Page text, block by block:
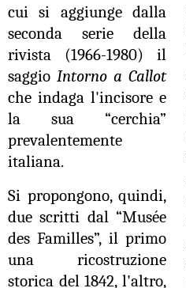
cui si aggiunge dalla
seconda serie della
rivista (1966-1980) il
saggioIntorno a Callot
che indaga l'incisore e
la sua “cerchia”
prevalentemente
italiana.
Si propongono, quindi,
due scritti dal “Musée
des Familles”, il primo
una ricostruzione
storica del 1842, l'altro,